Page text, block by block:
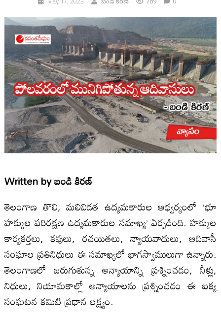
Written byబండి కిరణ్
తెలంగాణ తొలి, మలివిడత ఉద్యమకారుల ఆధ్వర్యంలో ‘భూ
హక్కుల పరిరక్షణ ఉద్యమకారుల సమాఖ్య’ ఏర్పడింది. హక్కుల
కార్యకర్తలు, కవులు, రచయితలు, న్యాయవాదులు, ఆదివాసీ
సంఘాల ప్రతినిధులు ఈ సమాఖ్యలో భాగస్వాములుగా ఉన్నారు.
తెలంగాణలో జరుగుతున్న అన్యాయాన్ని ప్రశ్నించడం, నీళ్లు,
నిధులు, నియామకాల్లో అన్యాయాలను ప్రశ్నించడం ఈ ఐక్య
సంఘటన కమిటి ప్రధాన లక్ష్యం.